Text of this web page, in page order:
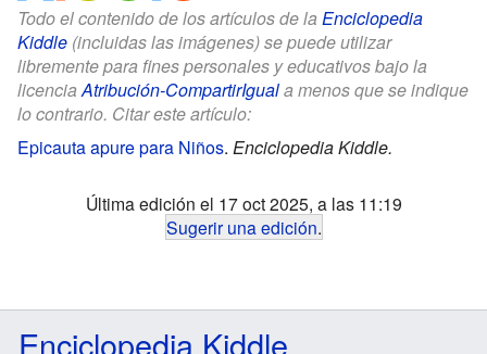
Todo el contenido de los artículos de la Enciclopedia
Kiddle (incluidas las imágenes) se puede utilizar
libremente para fines personales y educativos bajo la
licenciaAtribución-CompartirIguala menos que se indique
lo contrario. Citar este artículo:
Epicauta apure para Niños. Enciclopedia Kiddle.
Última edición el 17 oct 2025, a las 11:19
Sugerir una edición.
Enciclopedia Kiddle